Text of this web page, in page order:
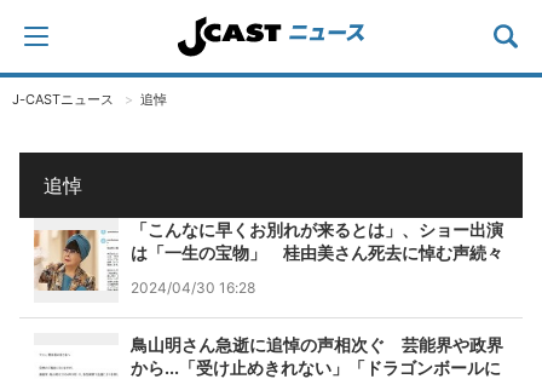
J-CASTニュース 追悼
追悼
「こんなに早くお別れが来るとは」、ショー出演
は「一生の宝物」 桂由美さん死去に悼む声続々
2024/04/30 16:28
鳥山明さん急逝に追悼の声相次ぐ 芸能界や政界
から...「受け止めきれない」「ドラゴンボールに